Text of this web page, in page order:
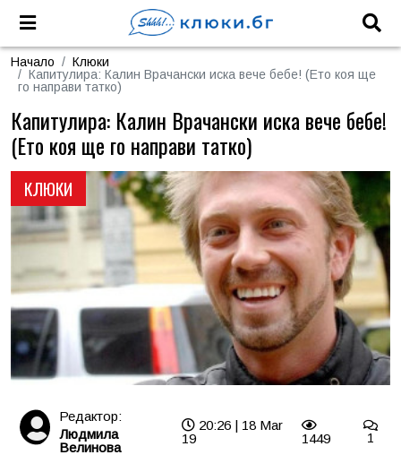
Начало
Клюки
Капитулира: Калин Врачански иска вече бебе! (Ето коя ще
го направи татко)
КЛЮКИ
Капитулира: Калин Врачански иска вече бебе!
(Ето коя ще го направи татко)
Редактор:
Людмила
Велинова
20:26 | 18 Mar
19
1449 1